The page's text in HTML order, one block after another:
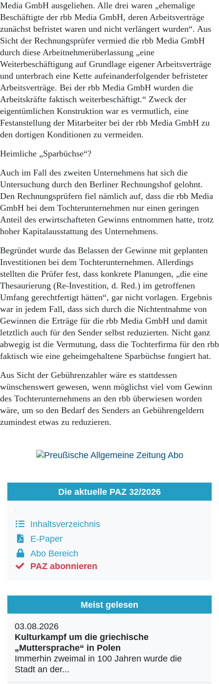
Media GmbH ausgeliehen. Alle drei waren „ehemalige
Beschäftigte der rbb Media GmbH, deren Arbeitsverträge
zunächst befristet waren und nicht verlängert wurden“. Aus
Sicht der Rechnungsprüfer vermied die rbb Media GmbH
durch diese Arbeitnehmerüberlassung „eine
Weiterbeschäftigung auf Grundlage eigener Arbeitsverträge
und unterbrach eine Kette aufeinanderfolgender befristeter
Arbeitsverträge. Bei der rbb Media GmbH wurden die
Arbeitskräfte faktisch weiterbeschäftigt.“ Zweck der
eigentümlichen Konstruktion war es vermutlich, eine
Festanstellung der Mitarbeiter bei der rbb Media GmbH zu
den dortigen Konditionen zu vermeiden.
Heimliche „Sparbüchse“?
Auch im Fall des zweiten Unternehmens hat sich die
Untersuchung durch den Berliner Rechnungshof gelohnt.
Den Rechnungsprüfern fiel nämlich auf, dass die rbb Media
GmbH bei dem Tochterunternehmen nur einen geringen
Anteil des erwirtschafteten Gewinns entnommen hatte, trotz
hoher Kapitalausstattung des Unternehmens.
Begründet wurde das Belassen der Gewinne mit geplanten
Investitionen bei dem Tochterunternehmen. Allerdings
stellten die Prüfer fest, dass konkrete Planungen, „die eine
Thesaurierung (Re-Investition, d. Red.) im getroffenen
Umfang gerechtfertigt hätten“, gar nicht vorlagen. Ergebnis
war in jedem Fall, dass sich durch die Nichtentnahme von
Gewinnen die Erträge für die rbb Media GmbH und damit
letztlich auch für den Sender selbst reduzierten. Nicht ganz
abwegig ist die Vermutung, dass die Tochterfirma für den rbb
faktisch wie eine geheimgehaltene Sparbüchse fungiert hat.
Aus Sicht der Gebührenzahler wäre es stattdessen
wünschenswert gewesen, wenn möglichst viel vom Gewinn
des Tochterunternehmens an den rbb überwiesen worden
wäre, um so den Bedarf des Senders an Gebührengeldern
zumindest etwas zu reduzieren.
Die aktuelle PAZ 32/2026
Inhaltsverzeichnis
E-Paper
Abo Bereich
PAZ abonnieren
Meist gelesen
03.08.2026
Kulturkampf um die griechische
„Muttersprache“ in Polen
Immerhin zweimal in 100 Jahren wurde die
Stadt an der...